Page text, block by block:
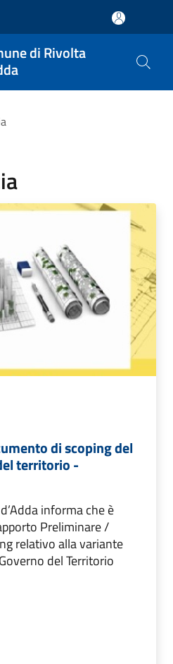
di Rivolta
di scoping del
territorio -
informa che è
Preliminare /
relativo alla variante
del Territorio